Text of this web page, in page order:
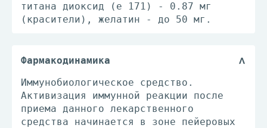
титана диоксид (е 171) - 0.87 мг
(красители), желатин - до 50 мг.
Фармакодинамика
Иммунобиологическое средство.
Активизация иммунной реакции после
приема данного лекарственного
средства начинается в зоне пейеровых